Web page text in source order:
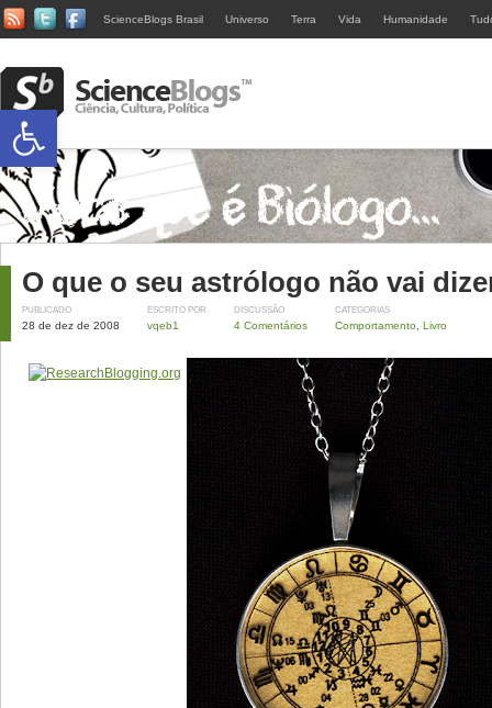
ScienceBlogs Brasil Universo Terra Vida Humanidade
O que o seu astrólogo não vai
PUBLICADO
28 de dez de 2008
ESCRITO POR
vqeb1
DISCUSSÃO
4 Comentários
CATEGORIAS
Comportamento Livro
Abrir a barra de ferramentas